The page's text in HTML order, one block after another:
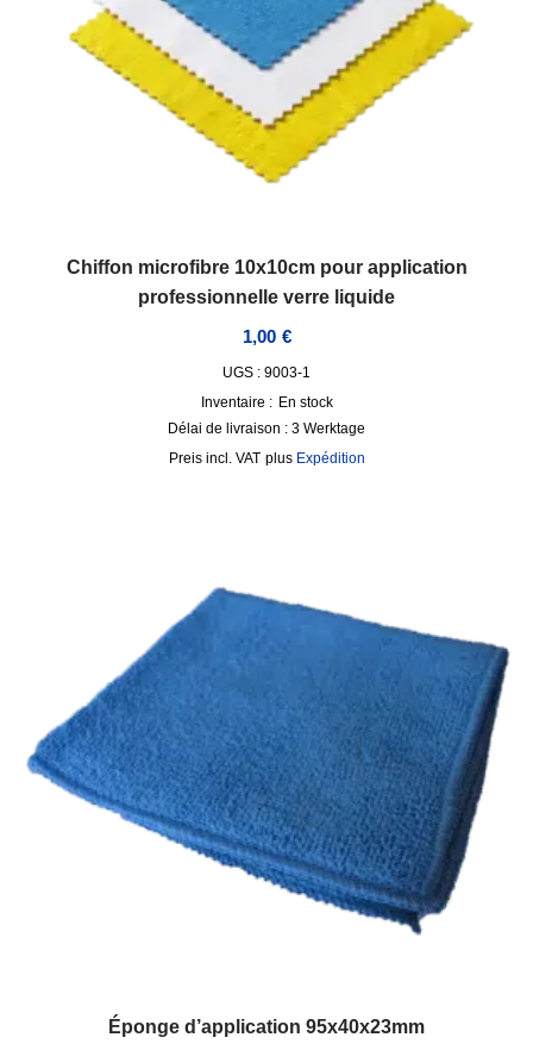
Chiffon microfibre 10x10cm pour application
professionnelle verre liquide
1,00 €
UGS : 9003-1
Inventaire : En stock
Délai de livraison : 3 Werktage
incl. VAT plus Expédition
Éponge d’application 95x40x23mm